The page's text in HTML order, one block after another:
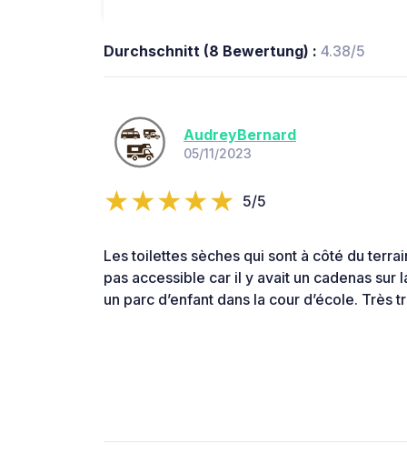
Durchschnitt (8 Bewertung) : 4.38/5
AudreyBernard
05/11/2023
5/5
Les toilettes sèches qui sont à côté du
pas accessible car il y avait un cadenas sur
un parc d’enfant dans la cour d’école. Très